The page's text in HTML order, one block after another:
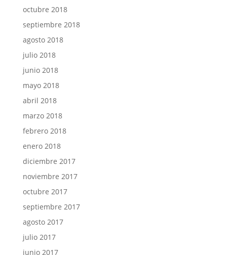
octubre 2018
septiembre 2018
agosto 2018
julio 2018
junio 2018
mayo 2018
abril 2018
marzo 2018
febrero 2018
enero 2018
diciembre 2017
noviembre 2017
octubre 2017
septiembre 2017
agosto 2017
julio 2017
junio 2017